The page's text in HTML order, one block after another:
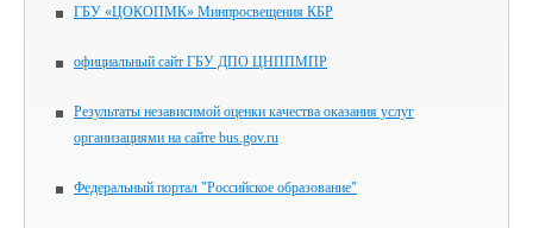
ГБУ «ЦОКОПМК» Минпросвещения КБР
официальный сайт ГБУ ДПО ЦНППМПР
Результаты независимой оценки качества оказания услуг
организациями на сайте bus.gov.ru
Федеральный портал "Российское образование"